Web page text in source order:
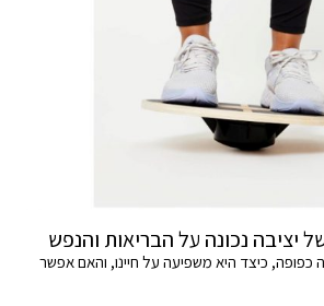
יציבה נכונה על הבריאות והנפש
כפופה, כיצד היא משפיעה על חיינו, והאם אפשר